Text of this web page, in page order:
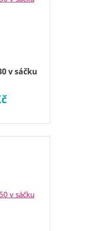
v sáčku